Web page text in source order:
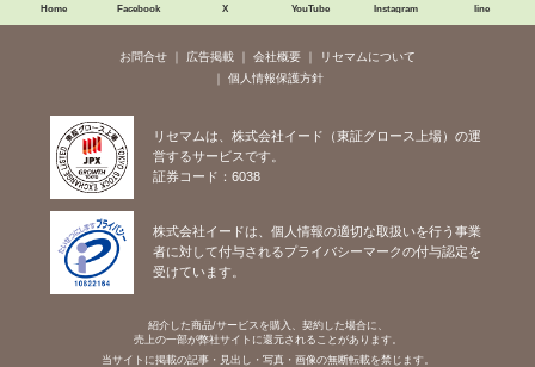
Home Facebook X YouTube Instagram line
お問合せ 広告掲載 会社概要
リセマムについて
個人情報保護方針
リセマムは、株式会社イード（東証グロース上場）の運
営するサービスです。
証券コード：6038
株式会社イードは、個人情報の適切な取扱いを行う事業
者に対して付与されるプライバシーマークの付与認定を
受けています。
紹介した商品/サービスを購入、契約した場合に、
売上の一部が弊社サイトに還元されることがあります。
当サイトに掲載の記事・見出し・写真・画像の無断転載を禁じます。